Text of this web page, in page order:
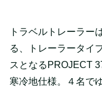
トラベルトレーラー
る、トレーラータイ
スとなるPROJECT
寒冷地仕様。４名で